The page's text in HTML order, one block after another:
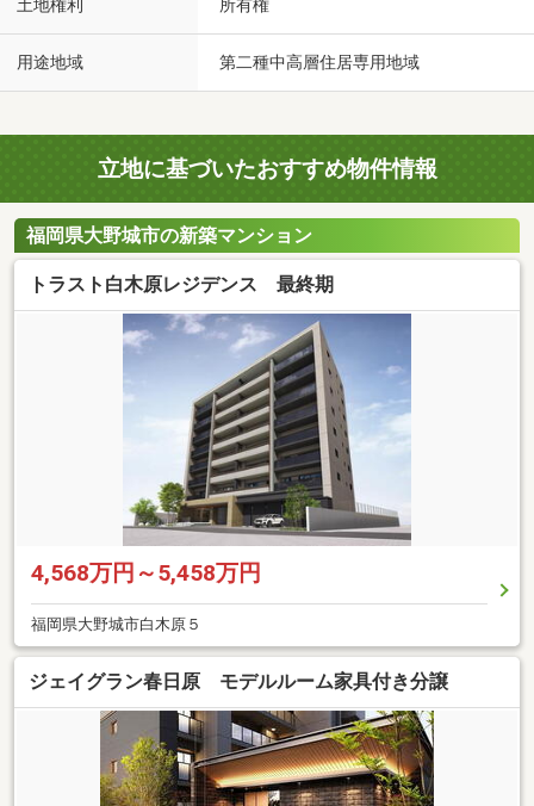
土地権利 所有権
用途地域 第二種中高層住居専用地域
立地に基づいたおすすめ物件情報
福岡県大野城市の新築マンション
トラスト白木原レジデンス 最終期
4,568万円～5,458万円
福岡県大野城市白木原５
ジェイグラン春日原 モデルルーム家具付き分譲